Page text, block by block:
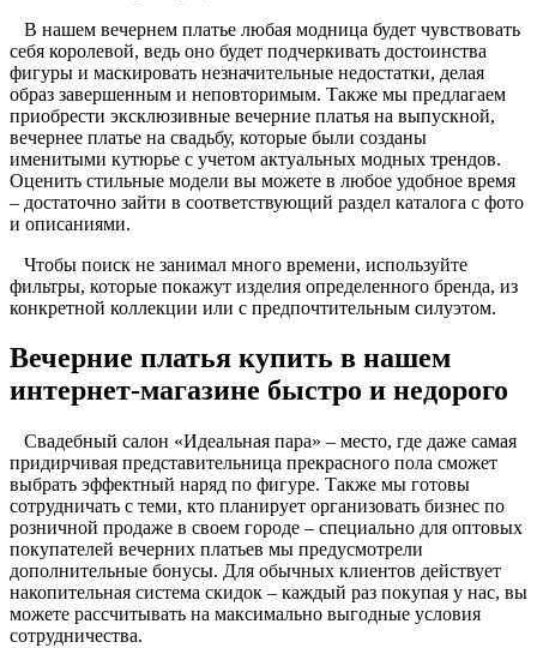
В нашем вечернем платье любая модница будет чувствовать
себя королевой, ведь оно будет подчеркивать достоинства
фигуры и маскировать незначительные недостатки, делая
образ завершенным и неповторимым. Также мы предлагаем
приобрести эксклюзивные вечерние платья на выпускной,
вечернее платье на свадьбу, которые были созданы
именитыми кутюрье с учетом актуальных модных трендов.
Оценить стильные модели вы можете в любое удобное время
– достаточно зайти в соответствующий раздел каталога с фото
и описаниями.
Чтобы поиск не занимал много времени, используйте
фильтры, которые покажут изделия определенного бренда, из
конкретной коллекции или с предпочтительным силуэтом.
Вечерние платья купить в нашем
интернет-магазине быстро и недорого
Свадебный салон «Идеальная пара» – место, где даже самая
придирчивая представительница прекрасного пола сможет
выбрать эффектный наряд по фигуре. Также мы готовы
сотрудничать с теми, кто планирует организовать бизнес по
розничной продаже в своем городе – специально для оптовых
покупателей вечерних платьев мы предусмотрели
дополнительные бонусы. Для обычных клиентов действует
накопительная система скидок – каждый раз покупая у нас, вы
можете рассчитывать на максимально выгодные условия
сотрудничества.